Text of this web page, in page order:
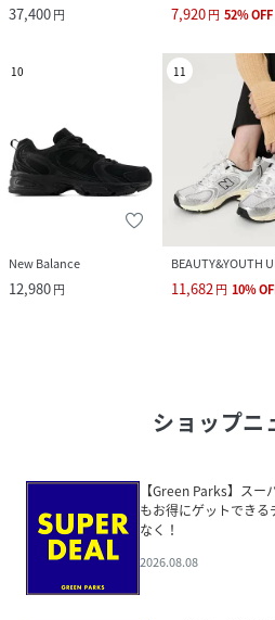
37,400円 7,920円 52%OFF
10
New Balance
12,980円
11
11,682円 10%
ショップニ
【Green Parks】スー
もお得にゲットでき
なく！
2026.08.08